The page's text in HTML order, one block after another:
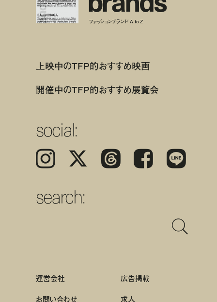
ファッションブランド A to Z
上映中のTFP的おすすめ映画
開催中のTFP的おすすめ展覧会
social:
Instagram 𝕏 Threads Facebook LINE
search:
運営会社
広告掲載
お問い合わせ
求人